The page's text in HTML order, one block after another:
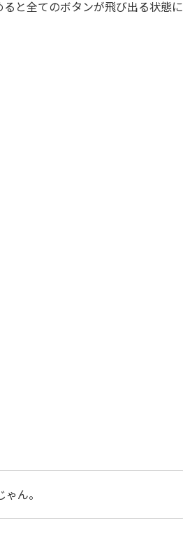
と全てのボタンが飛び出る状態に
ん。